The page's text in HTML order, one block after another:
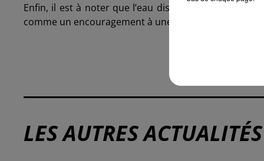
Enfin, il est à noter que l’eau distribuée sur le
comme un encouragement à une consommation plus
LES AUTRES ACTUALITÉS